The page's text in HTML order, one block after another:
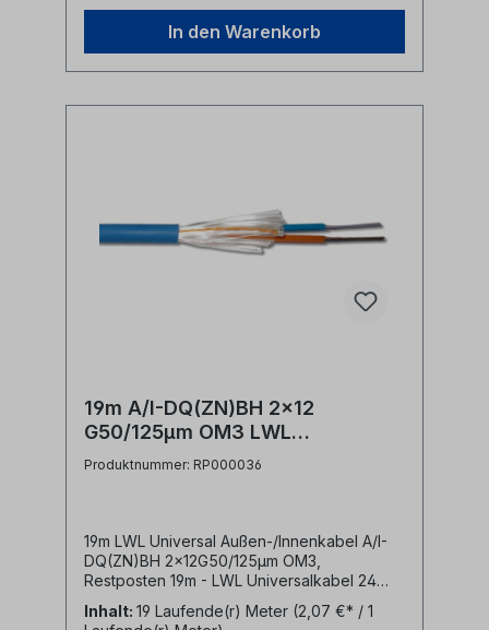
In den Warenkorb
19m A/I-DQ(ZN)BH 2x12
G50/125µm OM3 LWL
Universalkabel Restposten
Produktnummer: RP000036
19m LWL Universal Außen-/Innenkabel A/I-
DQ(ZN)BH 2x12G50/125µm OM3,
Restposten 19m - LWL Universalkabel 24
Fasern in 2 Bündeln mit jeweils 12 Fasern
50/125µm OM3- halogenfreier (LSZH)
Inhalt: 19 Laufende(r) Meter (2,07 €* / 1